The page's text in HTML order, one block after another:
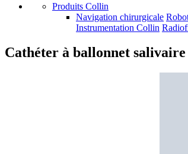
Produits Collin
Navigation chirurgicale
Instrumentation Collin
Cathéter à ballonnet salivaire